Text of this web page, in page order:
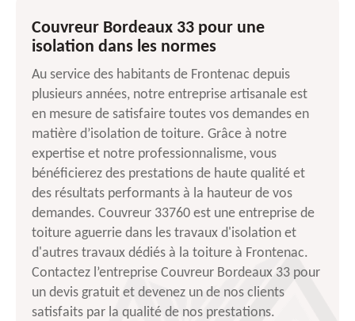
Couvreur Bordeaux 33 pour une
isolation dans les normes
Au service des habitants de Frontenac depuis
plusieurs années, notre entreprise artisanale est
en mesure de satisfaire toutes vos demandes en
matière d’isolation de toiture. Grâce à notre
expertise et notre professionnalisme, vous
bénéficierez des prestations de haute qualité et
des résultats performants à la hauteur de vos
demandes. Couvreur 33760 est une entreprise de
toiture aguerrie dans les travaux d'isolation et
d'autres travaux dédiés à la toiture à Frontenac.
Contactez l’entreprise Couvreur Bordeaux 33 pour
un devis gratuit et devenez un de nos clients
satisfaits par la qualité de nos prestations.